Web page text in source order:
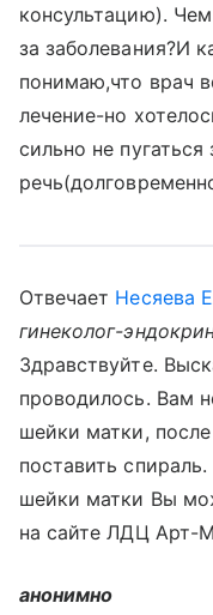
консультацию).
за заболевания?И
понимаю,что врач
лечение-но
сильно не
Отвечает Несяева
гинеколог-
Здравствуйте.
проводилось. Вам
шейки матки,
поставить
шейки матки Вы
на сайте ЛДЦ Арт-
анонимно